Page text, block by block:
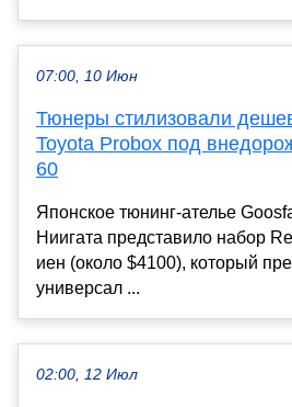
07:00, 10 Июн
Тюнеры стилизовали
Toyota Probox под
60
Японское тюнинг-ателье
Ниигата представило набор
иен (около $4100), который
универсал ...
02:00, 12 Июл